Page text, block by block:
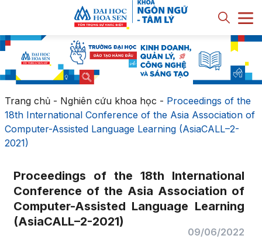
Trang chủ- Nghiên cứu khoa học - Proceedings of the
18th International Conference of the Asia Association of
Computer-Assisted Language Learning (AsiaCALL–2-
2021)
Proceedings of the 18th International
Conference of the Asia Association of
Computer-Assisted Language Learning
(AsiaCALL–2-2021)
09/06/2022